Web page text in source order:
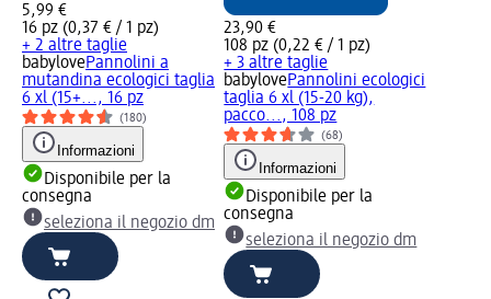
5,99 €
16 pz (0,37 € / 1 pz)
+ 2 altre taglie
babylovePannolini a
mutandina ecologici taglia
6 xl (15+..., 16 pz
(180)
Informazioni
Disponibile per la
consegna
seleziona il negozio dm
23,90 €
108 pz (0,22 € / 1 pz)
+ 3 altre taglie
babylovePannolini ecologici
taglia 6 xl (15-20 kg),
pacco..., 108 pz
(68)
Informazioni
Disponibile per la
consegna
seleziona il negozio dm